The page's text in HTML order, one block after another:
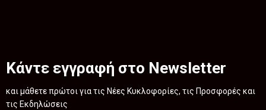
Κάντε εγγραφή στο Newsletter
και μάθετε πρώτοι για τις Νέες Κυκλοφορίες, τις Προσφορές και
τις Εκδηλώσεις